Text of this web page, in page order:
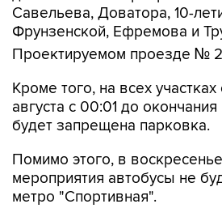
Савельева, Доватора, 10-
Фрунзенской, Ефремова и
Проектируемом проезде №
Кроме того, на всех
августа с 00:01 до
будет запрещена парковка.
Помимо этого, в
мероприятия автобусы не
метро "Спортивная".